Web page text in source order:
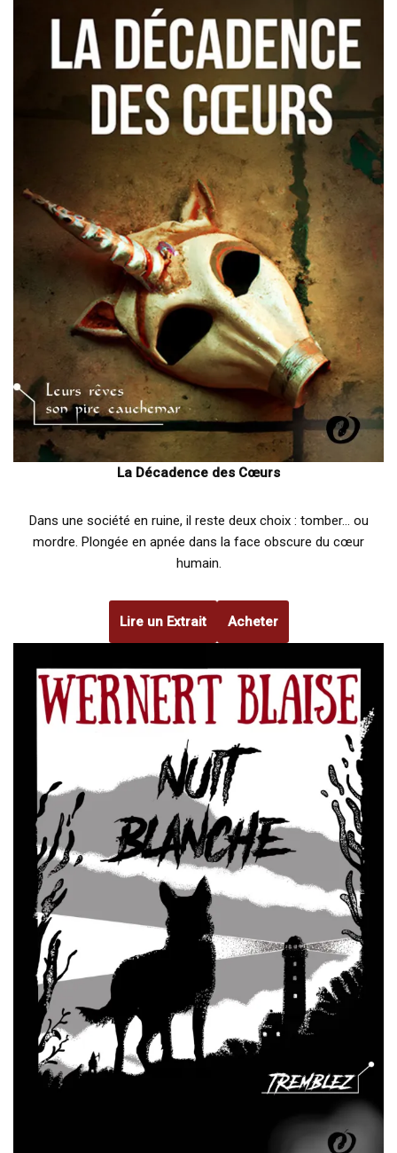
La Décadence des Cœurs
Dans une société en ruine, il reste deux choix : tomber… ou
mordre. Plongée en apnée dans la face obscure du cœur
humain.
Lire un Extrait Acheter